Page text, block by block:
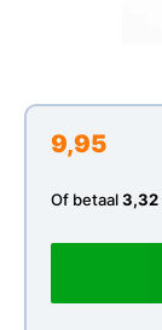
9,95
Of betaal3,32